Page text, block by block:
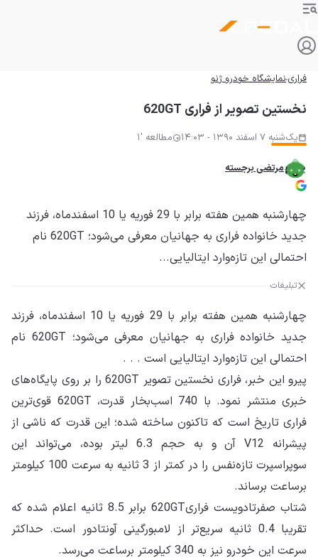
فرارینمایشگاه خودرو ژنو
نخستین تصویر از فراری 620GT
یک‌شنبه 7 اسفند 1390 - 14:03 مطالعه '1
مرتضی برجسته
چهارشنبه همین هفته برابر با 29 فوریه یا 10 اسفندماه، فرزند
جدید خانواده فراری به جهانیان معرفی می‌شود؛ 620GT نام
احتمالی این تازه‌وارد ایتالیایی...
تبلیغات
چهارشنبه همین هفته برابر با 29 فوریه یا 10 اسفندماه، فرزند
جدید خانواده فراری به جهانیان معرفی می‌شود؛ 620GT نام
احتمالی این تازه‌وارد ایتالیایی است . . .
پیرو این خبر، فراری نخستین تصویر 620GT را بر روی پایگاه‌های
خبری منتشر نمود. با 740 اسب‌بخار قدرت، 620GT قوی‌ترین
فراری تاریخ است که تاکنون ساخته شده؛ این قدرت که ناشی از
پیشرانه V12 آن و به حجم 6.3 لیتر بوده، می‌تواند این
سوپراسپرت تازه‌نفس را در کمتر از 3 ثانیه به سرعت 100 کیلومتر
برساعت برساند.
شتاب صفرتادویست فراری620GT برابر 8.5 ثانیه اعلام شده که
تقریبا 0.4 ثانیه سریع‌تر از لامبورگینی آونتادور است. حداکثر
سرعت این خودرو نیز به 340 کیلومتر برساعت می‌رسد.